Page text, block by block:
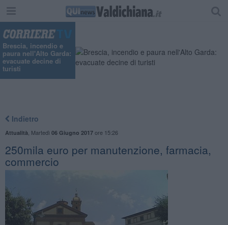
Brescia, incendio e
paura nell'Alto Garda:
evacuate decine di
turisti
Indietro
Attualità Martedì 06 Giugno 2017ore 15:26
250mila euro per manutenzione, farmacia,
commercio